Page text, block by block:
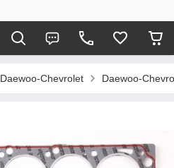
Daewoo-Chevrolet Daewoo-